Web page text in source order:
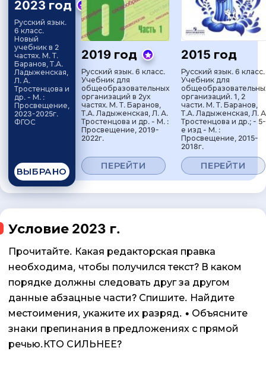
2023 год
Русский язык.
6 класс.
Новый
учебник в 2
частях. М. Т.
Баранов, Т.А.
Ладыженская,
Л. А.
Тростенцова и
др. - М. :
Просвещение,
2023-2025г.
ФГОС
ВЫБРАНО
2019 год
Русский язык. 6 класс.
Учебник для
общеобразовательных
организаций в 2ух
частях. М. Т. Баранов,
Т.А. Ладыженская, Л. А.
Тростенцова и др. - М. :
Просвещение, 2019-
2022г.
ПЕРЕЙТИ
2015 год
Русский язык. 6 класс.
Учебник для
организаций. 1, 2
части. М. Т. Баранов,
Т.А. Ладыженская, Л.
Тростенцова и др.; - 5-
е изд - М. :
Просвещение, 2015-
2018г.
ПЕРЕЙТИ
Условие 2023 г.
Прочитайте. Какая редакторская правка
необходима, чтобы получился текст? В каком
порядке должны следовать друг за другом
данные абзацные части? Спишите. Найдите
местоимения, укажите их разряд. • Объясните
знаки препинания в предложениях с прямой
речью.КТО СИЛЬНЕЕ?